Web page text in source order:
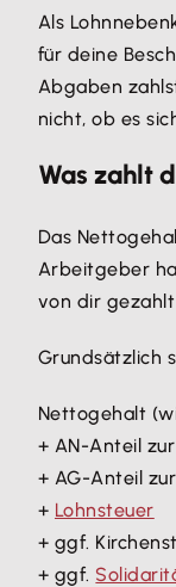
Als
für deine
Abgaben
nicht, ob es
Was zahlt
Das
Arbeitgeber
von dir
Grundsätzlich
Nettogehalt
+ AN-Anteil zur
+ AG-Anteil
+ Lohnsteuer
+ ggf.
+ ggf.